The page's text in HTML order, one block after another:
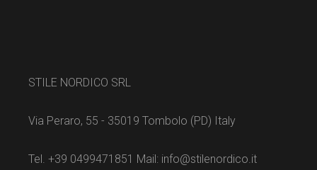
STILE NORDICO SRL
Via Peraro, 55 - 35019 Tombolo (PD) Italy
Tel. +39 0499471851 Mail: info@stilenordico.it